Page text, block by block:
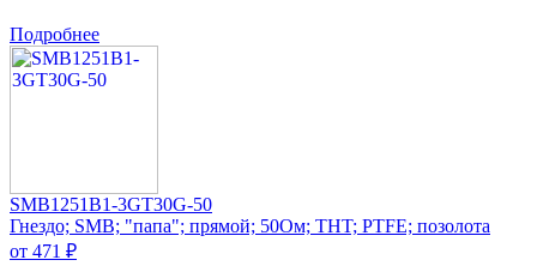
Подробнее
SMB1251B1-3GT30G-50
Гнездо; SMB; "папа"; прямой; 50Ом; THT; PTFE; позолота
от 471 ₽